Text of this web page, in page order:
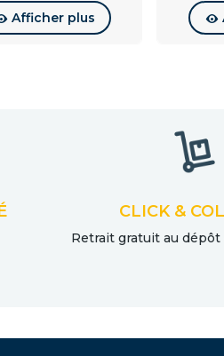
Afficher plus
CLICK &
Retrait gratuit au dépôt